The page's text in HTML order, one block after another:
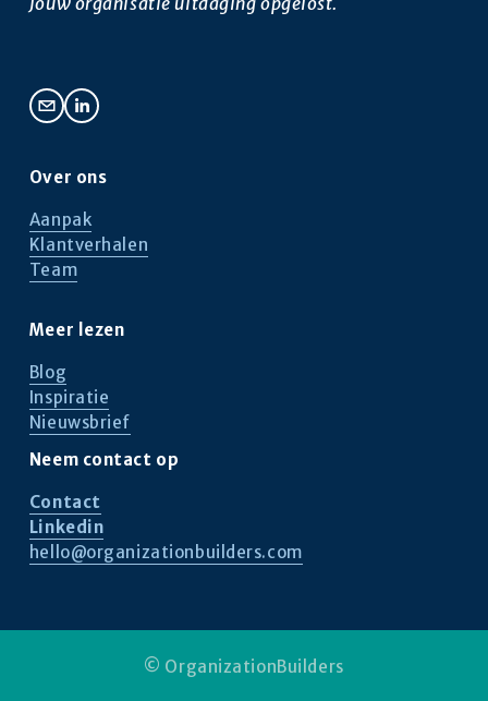
Over ons
Aanpak
Klantverhalen
Team
Meer lezen
Blog
Inspiratie
Nieuwsbrief
Neem contact op
Contact
Linkedin
hello@organizationbuilders.com
© OrganizationBuilders